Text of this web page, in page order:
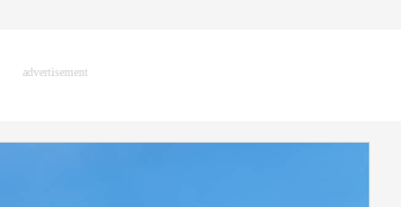
advertisement